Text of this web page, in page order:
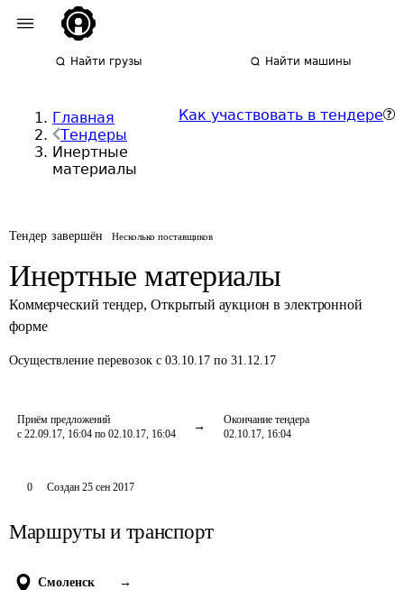
Найти грузы Найти машины
Главная
Тендеры
Инертные
материалы
Как участвовать в тендере
Тендер завершён Несколько поставщиков
Инертные материалы
Коммерческий тендер, Открытый аукцион в электронной
форме
Осуществление перевозок с 03.10.17 по 31.12.17
Приём предложений
с 22.09.17, 16:04 по 02.10.17, 16:04
Окончание тендера
02.10.17, 16:04
0 Создан 25 сен 2017
Маршруты и транспорт
Смоленск →